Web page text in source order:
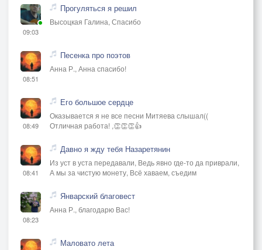
09:03
Прогуляться я решил
Высоцкая Галина, Спасибо
08:51
Песенка про поэтов
Анна Р., Анна спасибо!
08:49
Его большое сердце
Оказывается я не все песни Митяева слышал((
Отличная работа! ,👏👏👏👍
08:41
Давно я жду тебя Назаретянин
Из уст в уста передавали, Ведь явно где-то да приврали,
А мы за чистую монету, Всё хаваем, съедим
08:23
Январский благовест
Анна Р., благодарю Вас!
Маловато лета